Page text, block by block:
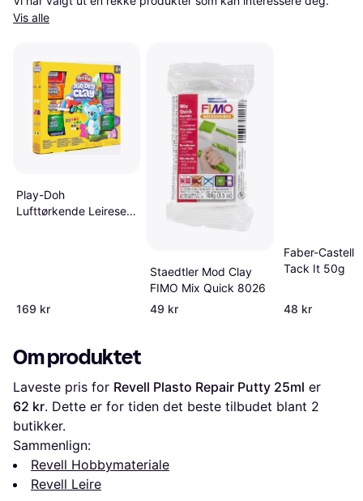
Vis alle
Play-Doh
Lufttørkende Leiresett
169 kr
Staedtler Mod Clay
FIMO Mix Quick 8026
49 kr
Faber-Castell
Tack It 50g
48 kr
Om produktet
Laveste pris for Revell Plasto Repair Putty 25ml
62 kr. Dette er for tiden det beste tilbudet blant 2
butikker.
Sammenlign:
Revell Hobbymateriale
Revell Leire